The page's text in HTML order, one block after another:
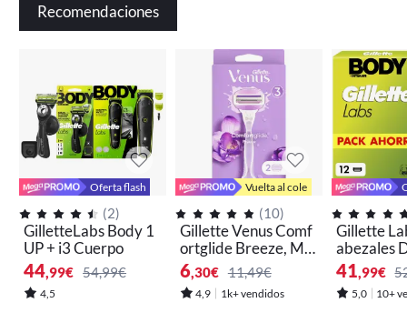
Recomendaciones
Oferta flash
(2)
GilletteLabs Body 1
UP + i3 Cuerpo
44,99€ 54,99€
4,5
Vuelta al cole
(10)
Gillette Venus Comf
ortglide Breeze, Ma
quinilla De Mujer, 1
Mango + 2 Recambi
os, 3 Hojas, Para Un
6,30€ 11,49€
4,9 1k+ vendidos
Gillette
abezales
bio Para
De
mbios
41,99€
5,0 10+